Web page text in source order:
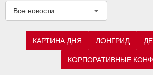
Все новости
КАРТИНА ДНЯ ЛОНГРИД
КОРПОРАТИВНЫЕ